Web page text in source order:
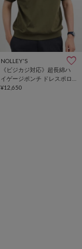
NOLLEY'S
《ビジカジ対応》超長綿ハ
イゲージポンチ ドレスポロ
シャツ
¥12,650